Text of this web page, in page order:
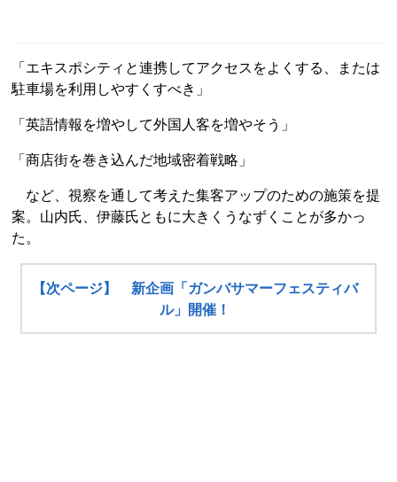
「エキスポシティと連携してアクセスをよくする、または
駐車場を利用しやすくすべき」
「英語情報を増やして外国人客を増やそう」
「商店街を巻き込んだ地域密着戦略」
など、視察を通して考えた集客アップのための施策を提
案。山内氏、伊藤氏ともに大きくうなずくことが多かっ
た。
【次ページ】 新企画「ガンバサマーフェスティバ
ル」開催！